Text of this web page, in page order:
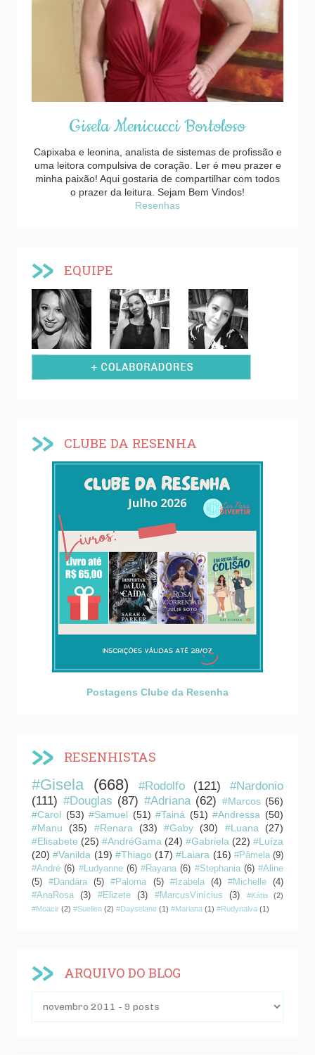
Gisela Menicucci Bortoloso
Capixaba e leonina, analista de sistemas de profissão e
uma leitora compulsiva de coração. Ler é meu prazer e
minha paixão! Aqui gostaria de compartilhar com todos
o prazer da leitura. Sejam Bem Vindos!
Resenhas
EQUIPE
CLUBE DA RESENHA
Postagens Clube da Resenha
RESENHISTAS
#Gisela (668) #Rodolfo (121)
#Nardonio
(111) #Douglas (87) #Adriana (62) #Marcos (56)
#Carol (53) #Samuel (51) #Tainá (51) #Andressa (50)
#Manu
(35) #Renara (33) #Gaby (30) #Luana
(27)
#Elisabete (25) #AndréGama (24) #Gabriela (22) #Luíza
(20) #Vanilda (19) #Thiago (17) #Laiara (16) #Pâmela (9)
#André (6) #Ludyanne (6) #Rayana (6) #Stephania (6) #Aline
(5)
#Dandára (5) #Paloma (5) #Izabela (4) #Michelle
(4)
#AnaRosa
(3) #Elizete (3) #MarcusVinícius (3) #Kátia
(2)
#Moacir (2) #Suellen (2) #Dayselane (1) #Mariana (1) #Rudynalva (1)
ARQUIVO DO BLOG